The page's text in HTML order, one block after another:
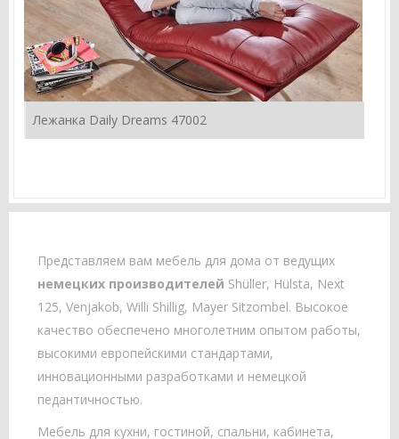
Лежанка Daily Dreams 47002
Представляем вам мебель для дома от ведущих
немецких производителей Shüller, Hülsta, Next
125, Venjakob, Willi Shillig, Mayer Sitzombel. Высокое
качество обеспечено многолетним опытом работы,
высокими европейскими стандартами,
инновационными разработками и немецкой
педантичностью.
Мебель для кухни, гостиной, спальни, кабинета,